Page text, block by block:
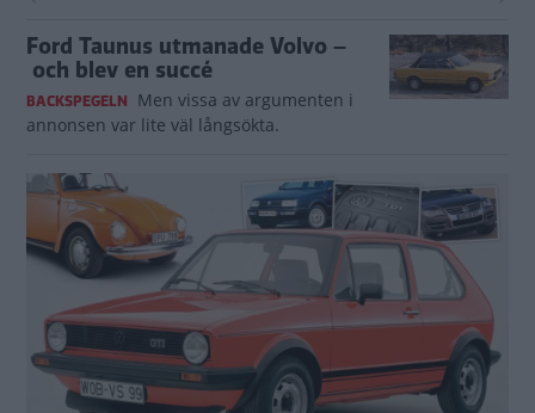
Ford Taunus utmanade Volvo –
och blev en succé
BACKSPEGELN Men vissa av argumenten i
annonsen var lite väl långsökta.